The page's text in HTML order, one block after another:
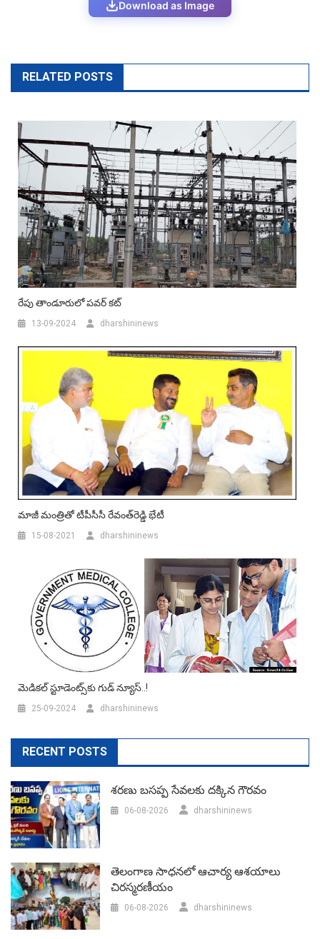
Download as Image
RELATED POSTS
రేపు తాండూరులో పవర్ కట్
13-09-2024 dharshininews
మాజీ మంత్రితో టీపీసీసీ రేవంత్‌రెడ్డి భేటీ
15-08-2021 dharshininews
మెడికల్ స్టూడెంట్స్‌కు గుడ్ న్యూస్..!
25-09-2024 dharshininews
RECENT POSTS
శరణు బసప్ప సేవలకు దక్కిన గౌరవం
06-08-2026 dharshininews
తెలంగాణ సాధనలో ఆచార్య ఆశయాలు
చిరస్మరణీయం
06-08-2026 dharshininews